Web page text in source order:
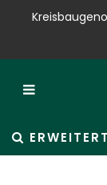
Bauen